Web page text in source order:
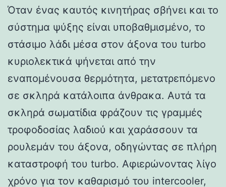
Όταν ένας καυτός κινητήρας σβήνει και το
σύστημα ψύξης είναι υποβαθμισμένο, το
στάσιμο λάδι μέσα στον άξονα του turbo
κυριολεκτικά ψήνεται από την
εναπομένουσα θερμότητα, μετατρεπόμενο
σε σκληρά κατάλοιπα άνθρακα. Αυτά τα
σκληρά σωματίδια φράζουν τις γραμμές
τροφοδοσίας λαδιού και χαράσσουν τα
ρουλεμάν του άξονα, οδηγώντας σε πλήρη
καταστροφή του turbo. Αφιερώνοντας λίγο
χρόνο για τον καθαρισμό του intercooler,